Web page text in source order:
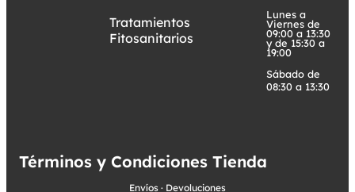
Tratamientos
Fitosanitarios
Lunes a
Viernes de
09:00 a 13:30
y de 15:30 a
19:00
Sábado de
08:30 a 13:30
Términos y Condiciones Tienda
Envíos · Devoluciones